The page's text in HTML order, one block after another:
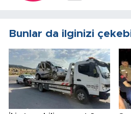
Bunlar da ilginizi